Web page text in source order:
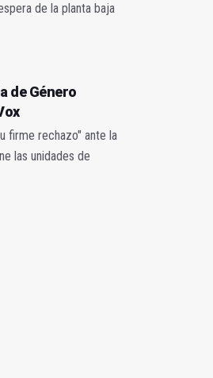
de la planta baja
de Género
firme rechazo" ante la
las unidades de